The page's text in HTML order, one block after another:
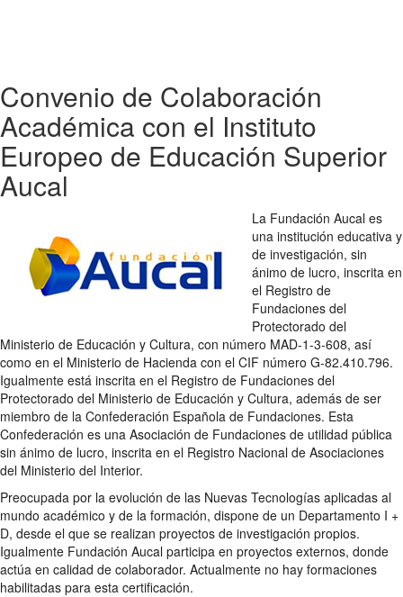
Convenio de Colaboración
Académica con el Instituto
Europeo de Educación Superior
Aucal
La Fundación Aucal es
una institución educativa y
de investigación, sin
ánimo de lucro, inscrita en
el Registro de
Fundaciones del
Protectorado del
Ministerio de Educación y Cultura, con número MAD-1-3-608, así
como en el Ministerio de Hacienda con el CIF número G-82.410.796.
Igualmente está inscrita en el Registro de Fundaciones del
Protectorado del Ministerio de Educación y Cultura, además de ser
miembro de la Confederación Española de Fundaciones. Esta
Confederación es una Asociación de Fundaciones de utilidad pública
sin ánimo de lucro, inscrita en el Registro Nacional de Asociaciones
del Ministerio del Interior.
Preocupada por la evolución de las Nuevas Tecnologías aplicadas al
mundo académico y de la formación, dispone de un Departamento I +
D, desde el que se realizan proyectos de investigación propios.
Igualmente Fundación Aucal participa en proyectos externos, donde
actúa en calidad de colaborador. Actualmente no hay formaciones
habilitadas para esta certificación.